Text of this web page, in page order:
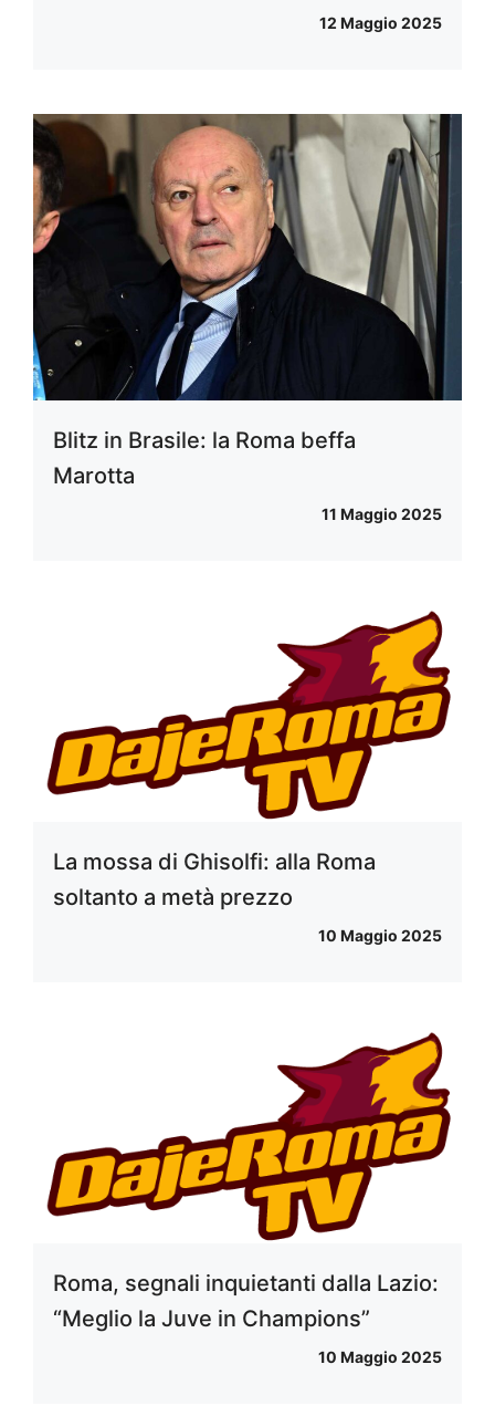
12 Maggio 2025
Blitz in Brasile: la Roma beffa
Marotta
11 Maggio 2025
La mossa di Ghisolfi: alla Roma
soltanto a metà prezzo
10 Maggio 2025
Roma, segnali inquietanti dalla Lazio:
“Meglio la Juve in Champions”
10 Maggio 2025